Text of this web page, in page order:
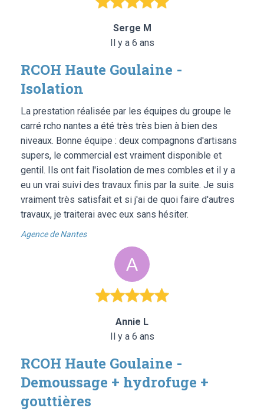
Serge M
Il y a 6 ans
RCOH Haute Goulaine -
Isolation
La prestation réalisée par les équipes du groupe le
carré rcho nantes a été très très bien à bien des
niveaux. Bonne équipe : deux compagnons d'artisans
supers, le commercial est vraiment disponible et
gentil. Ils ont fait l'isolation de mes combles et il y a
eu un vrai suivi des travaux finis par la suite. Je suis
vraiment très satisfait et si j'ai de quoi faire d'autres
travaux, je traiterai avec eux sans hésiter.
Agence de Nantes
Annie L
Il y a 6 ans
RCOH Haute Goulaine -
Demoussage + hydrofuge +
gouttières